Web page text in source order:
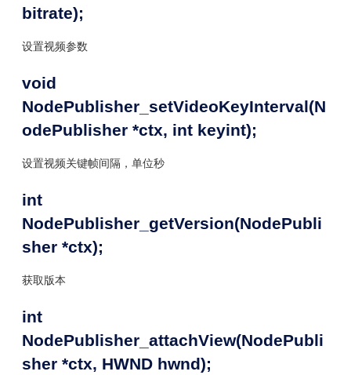
bitrate);
设置视频参数
void
NodePublisher_setVideoKeyInterval(N
odePublisher *ctx, int keyint);
设置视频关键帧间隔，单位秒
int
NodePublisher_getVersion(NodePubli
sher *ctx);
获取版本
int
NodePublisher_attachView(NodePubli
sher *ctx, HWND hwnd);